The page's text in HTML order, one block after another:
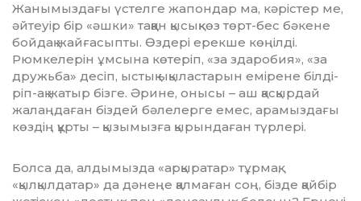
Жанымыздағы үстелге жапондар ма, кәрістер ме,
әйтеуір бір «әшки» тақ­қан қысықкөз төрт-бес бәкене
бой­дақ жайғасыпты. Өздері ерекше көңіл­ді.
Рюмкелерін ұмсына көтеріп, «за здаробия», «за
дружьба» десіп, ыстық ықыластарын емірене білді­
ріп-ақ жатыр бізге. Әрине, онысы – аш қас­қыр­дай
жалаңдаған біздей бәлелерге емес, арамыздағы
көздің құрты – қызымызға қырындаған түрлері.
Болса да, алдымызда «арқыратар» тұрмақ,
«қылқылдатар» да дәнеңе қалмаған соң, бізде қайбір